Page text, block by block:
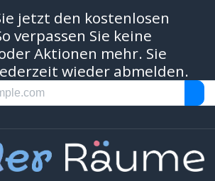
jetzt den kostenlosen
verpassen Sie keine
Aktionen mehr. Sie
wieder abmelden.